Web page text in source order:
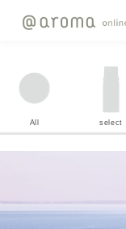
All select